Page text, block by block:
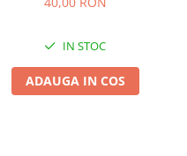
IN STOC
ADAUGA IN COS